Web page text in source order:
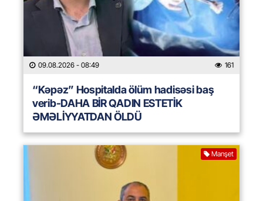
09.08.2026 - 08:49 161
“Kəpəz” Hospitalda ölüm hadisəsi baş
verib-DAHA BİR QADIN ESTETİK
ƏMƏLİYYATDAN ÖLDÜ
Manşet